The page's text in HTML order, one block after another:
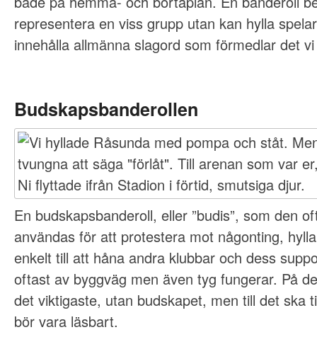
representera en viss grupp utan kan hylla
innehålla allmänna slagord som förmedlar det
Budskapsbanderollen
En budskapsbanderoll, eller ”budis”, som den
användas för att protestera mot någonting,
enkelt till att håna andra klubbar och dess
oftast av byggväg men även tyg fungerar. På
det viktigaste, utan budskapet, men till det ska
bör vara läsbart.